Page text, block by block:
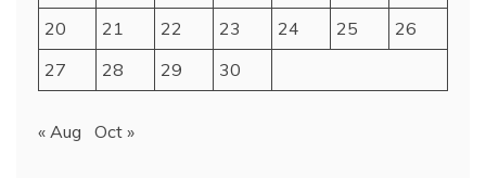
20
21 22 23 24 25
26
27
28 29 30
« Aug Oct »